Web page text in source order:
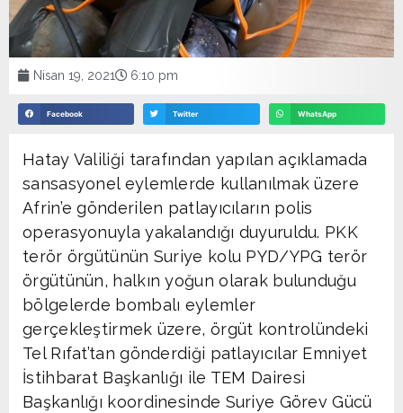
Nisan 19, 2021 6:10 pm
Facebook Twitter WhatsApp
Hatay Valiliği tarafından yapılan açıklamada
sansasyonel eylemlerde kullanılmak üzere
Afrin’e gönderilen patlayıcıların polis
operasyonuyla yakalandığı duyuruldu. PKK
terör örgütünün Suriye kolu PYD/YPG terör
örgütünün, halkın yoğun olarak bulunduğu
bölgelerde bombalı eylemler
gerçekleştirmek üzere, örgüt kontrolündeki
Tel Rıfat’tan gönderdiği patlayıcılar Emniyet
İstihbarat Başkanlığı ile TEM Dairesi
Başkanlığı koordinesinde Suriye Görev Gücü